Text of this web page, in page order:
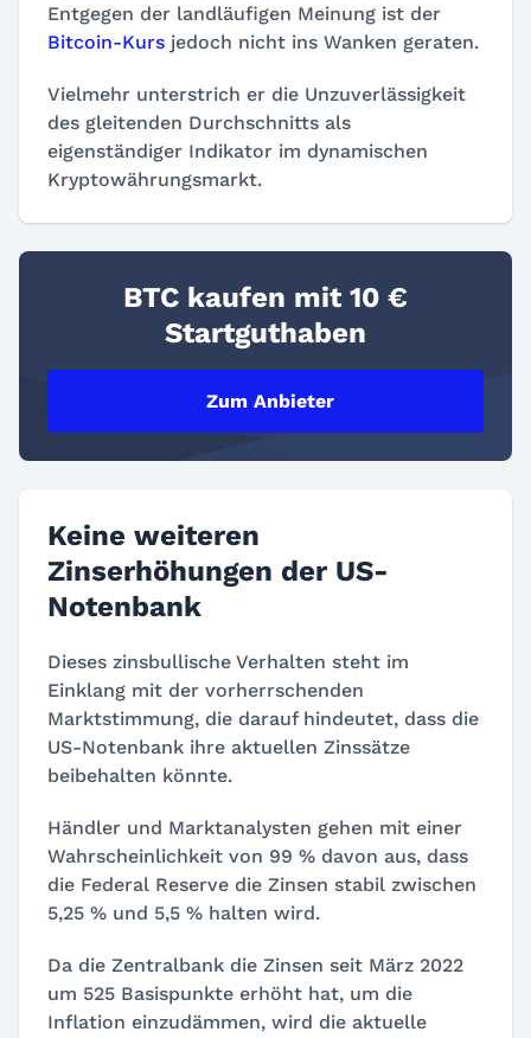
Entgegen der landläufigen Meinung ist der
Bitcoin-Kurs jedoch nicht ins Wanken geraten.
Vielmehr unterstrich er die Unzuverlässigkeit
des gleitenden Durchschnitts als
eigenständiger Indikator im dynamischen
Kryptowährungsmarkt.
BTC kaufen mit 10 €
Startguthaben
Zum Anbieter
Keine weiteren
Zinserhöhungen der US-
Notenbank
Dieses zinsbullische Verhalten steht im
Einklang mit der vorherrschenden
Marktstimmung, die darauf hindeutet, dass die
US-Notenbank ihre aktuellen Zinssätze
beibehalten könnte.
Händler und Marktanalysten gehen mit einer
Wahrscheinlichkeit von 99 % davon aus, dass
die Federal Reserve die Zinsen stabil zwischen
5,25 % und 5,5 % halten wird.
Da die Zentralbank die Zinsen seit März 2022
um 525 Basispunkte erhöht hat, um die
Inflation einzudämmen, wird die aktuelle